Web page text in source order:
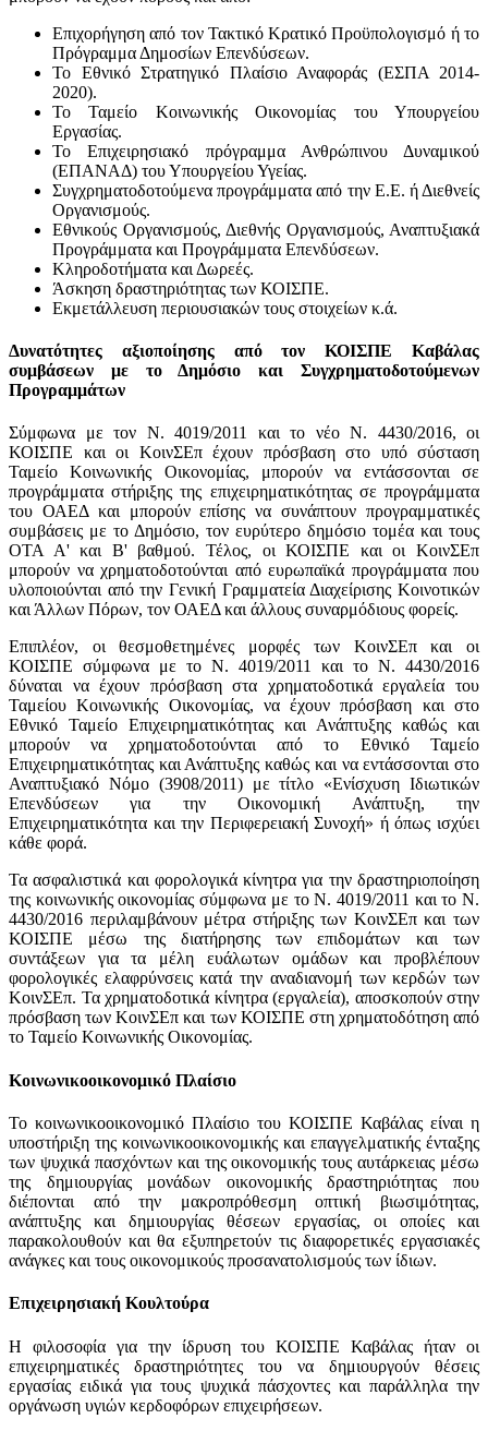
Επιχορήγηση από τον Τακτικό Κρατικό Προϋπολογισμό ή το
Πρόγραμμα Δημοσίων Επενδύσεων.
Το Εθνικό Στρατηγικό Πλαίσιο Αναφοράς (ΕΣΠΑ 2014-
2020).
Το Ταμείο Κοινωνικής Οικονομίας του Υπουργείου
Εργασίας.
Το Επιχειρησιακό πρόγραμμα Ανθρώπινου Δυναμικού
(ΕΠΑΝΑΔ) του Υπουργείου Υγείας.
Συγχρηματοδοτούμενα προγράμματα από την Ε.Ε. ή Διεθνείς
Οργανισμούς.
Εθνικούς Οργανισμούς, Διεθνής Οργανισμούς, Αναπτυξιακά
Προγράμματα και Προγράμματα Επενδύσεων.
Κληροδοτήματα και Δωρεές.
Άσκηση δραστηριότητας των ΚΟΙΣΠΕ.
Εκμετάλλευση περιουσιακών τους στοιχείων κ.ά.
Δυνατότητες αξιοποίησης από τον ΚΟΙΣΠΕ Καβάλας
συμβάσεων με το Δημόσιο και Συγχρηματοδοτούμενων
Προγραμμάτων
Σύμφωνα με τον Ν. 4019/2011 και το νέο Ν. 4430/2016, οι
ΚΟΙΣΠΕ και οι ΚοινΣΕπ έχουν πρόσβαση στο υπό σύσταση
Ταμείο Κοινωνικής Οικονομίας, μπορούν να εντάσσονται σε
προγράμματα στήριξης της επιχειρηματικότητας σε προγράμματα
του ΟΑΕΔ και μπορούν επίσης να συνάπτουν προγραμματικές
συμβάσεις με το Δημόσιο, τον ευρύτερο δημόσιο τομέα και τους
ΟΤΑ Α' και Β' βαθμού. Τέλος, οι ΚΟΙΣΠΕ και οι ΚοινΣΕπ
μπορούν να χρηματοδοτούνται από ευρωπαϊκά προγράμματα που
υλοποιούνται από την Γενική Γραμματεία Διαχείρισης Κοινοτικών
και Άλλων Πόρων, τον ΟΑΕΔ και άλλους συναρμόδιους φορείς.
Επιπλέον, οι θεσμοθετημένες μορφές των ΚοινΣΕπ και οι
ΚΟΙΣΠΕ σύμφωνα με το Ν. 4019/2011 και το Ν. 4430/2016
δύναται να έχουν πρόσβαση στα χρηματοδοτικά εργαλεία του
Ταμείου Κοινωνικής Οικονομίας, να έχουν πρόσβαση και στο
Εθνικό Ταμείο Επιχειρηματικότητας και Ανάπτυξης καθώς και
μπορούν να χρηματοδοτούνται από το Εθνικό Ταμείο
Επιχειρηματικότητας και Ανάπτυξης καθώς και να εντάσσονται στο
Αναπτυξιακό Νόμο (3908/2011) με τίτλο «Ενίσχυση Ιδιωτικών
Επενδύσεων για την Οικονομική Ανάπτυξη, την
Επιχειρηματικότητα και την Περιφερειακή Συνοχή» ή όπως ισχύει
κάθε φορά.
Τα ασφαλιστικά και φορολογικά κίνητρα για την δραστηριοποίηση
της κοινωνικής οικονομίας σύμφωνα με το Ν. 4019/2011 και το Ν.
4430/2016 περιλαμβάνουν μέτρα στήριξης των ΚοινΣΕπ και των
ΚΟΙΣΠΕ μέσω της διατήρησης των επιδομάτων και των
συντάξεων για τα μέλη ευάλωτων ομάδων και προβλέπουν
φορολογικές ελαφρύνσεις κατά την αναδιανομή των κερδών των
ΚοινΣΕπ. Τα χρηματοδοτικά κίνητρα (εργαλεία), αποσκοπούν στην
πρόσβαση των ΚοινΣΕπ και των ΚΟΙΣΠΕ στη χρηματοδότηση από
το Ταμείο Κοινωνικής Οικονομίας.
Κοινωνικοοικονομικό Πλαίσιο
Το κοινωνικοοικονομικό Πλαίσιο του ΚΟΙΣΠΕ Καβάλας είναι η
υποστήριξη της κοινωνικοοικονομικής και επαγγελματικής ένταξης
των ψυχικά πασχόντων και της οικονομικής τους αυτάρκειας μέσω
της δημιουργίας μονάδων οικονομικής δραστηριότητας που
διέπονται από την μακροπρόθεσμη οπτική βιωσιμότητας,
ανάπτυξης και δημιουργίας θέσεων εργασίας, οι οποίες και
παρακολουθούν και θα εξυπηρετούν τις διαφορετικές εργασιακές
ανάγκες και τους οικονομικούς προσανατολισμούς των ίδιων.
Επιχειρησιακή Κουλτούρα
Η φιλοσοφία για την ίδρυση του ΚΟΙΣΠΕ Καβάλας ήταν οι
επιχειρηματικές δραστηριότητες του να δημιουργούν θέσεις
εργασίας ειδικά για τους ψυχικά πάσχοντες και παράλληλα την
οργάνωση υγιών κερδοφόρων επιχειρήσεων.